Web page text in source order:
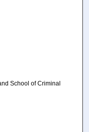
School of Criminal